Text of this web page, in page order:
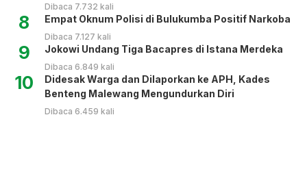
Dibaca 7.732 kali
8 Empat Oknum Polisi di Bulukumba Positif Narkoba
Dibaca 7.127 kali
9 Jokowi Undang Tiga Bacapres di Istana Merdeka
Dibaca 6.849 kali
10
Didesak Warga dan Dilaporkan ke APH, Kades
Benteng Malewang Mengundurkan Diri
Dibaca 6.459 kali